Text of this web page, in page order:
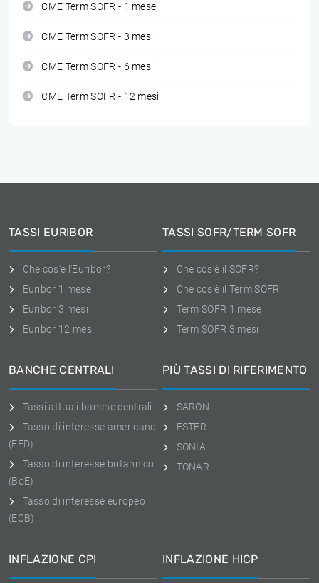
CME Term SOFR - 1 mese
CME Term SOFR - 3 mesi
CME Term SOFR - 6 mesi
CME Term SOFR - 12 mesi
TASSI EURIBOR
Che cos'è l'Euribor?
Euribor 1 mese
Euribor 3 mesi
Euribor 12 mesi
TASSI SOFR/TERM SOFR
Che cos'è il SOFR?
Che cos'è il Term SOFR
Term SOFR 1 mese
Term SOFR 3 mesi
BANCHE CENTRALI
Tassi attuali banche centrali
Tasso di interesse americano
(FED)
Tasso di interesse britannico
(BoE)
Tasso di interesse europeo
(ECB)
PIÙ TASSI DI RIFERIMENTO
SARON
ESTER
SONIA
TONAR
INFLAZIONE CPI INFLAZIONE HICP